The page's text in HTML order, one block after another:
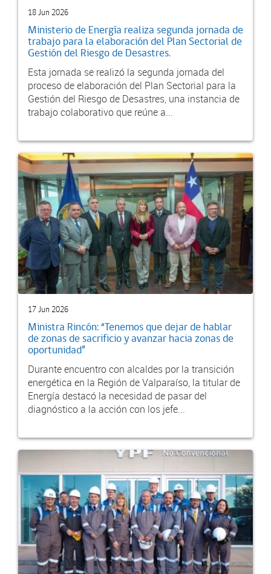
18 Jun 2026
Ministerio de Energía realiza segunda jornada de
trabajo para la elaboración del Plan Sectorial de
Gestión del Riesgo de Desastres.
Esta jornada se realizó la segunda jornada del
proceso de elaboración del Plan Sectorial para la
Gestión del Riesgo de Desastres, una instancia de
trabajo colaborativo que reúne a...
17 Jun 2026
Ministra Rincón: “Tenemos que dejar de hablar
de zonas de sacrificio y avanzar hacia zonas de
oportunidad”
Durante encuentro con alcaldes por la transición
energética en la Región de Valparaíso, la titular de
Energía destacó la necesidad de pasar del
diagnóstico a la acción con los jefe...